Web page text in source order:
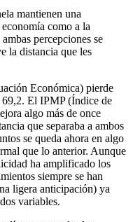
mantienen una
como a la
percepciones se
la distancia que les
Económica) pierde
69,2. El IPMP (Índice de
algo más de once
que separaba a ambos
se queda ahora en algo
que lo anterior. Aunque
ha amplificado los
siempre se han
ligera anticipación) ya
variables.